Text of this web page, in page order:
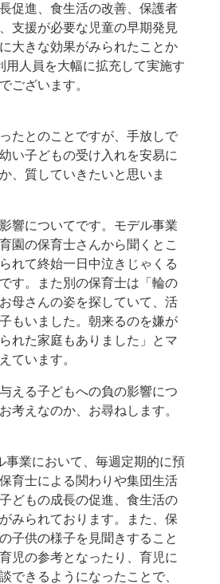
促進、食生活の改善、保護者
支援が必要な児童の早期発見
大きな効果がみられたことか
用人員を大幅に拡充して実施す
ございます。
たとのことですが、手放しで
い子どもの受け入れを安易に
、質していきたいと思いま
響についてです。モデル事業
園の保育士さんから聞くとこ
れて終始一日中泣きじゃくる
す。また別の保育士は「輪の
母さんの姿を探していて、活
もいました。朝来るのを嫌が
れた家庭もありました」とマ
ています。
える子どもへの負の影響につ
考えなのか、お尋ねします。
事業において、毎週定期的に預
育士による関わりや集団生活
どもの成長の促進、食生活の
みられております。また、保
子供の様子を見聞きすること
児の参考となったり、育児に
できるようになったことで、